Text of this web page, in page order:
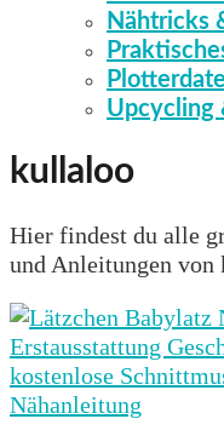
Nähtricks
Upcycling
kullaloo
Hier findest du alle
und Anleitungen von